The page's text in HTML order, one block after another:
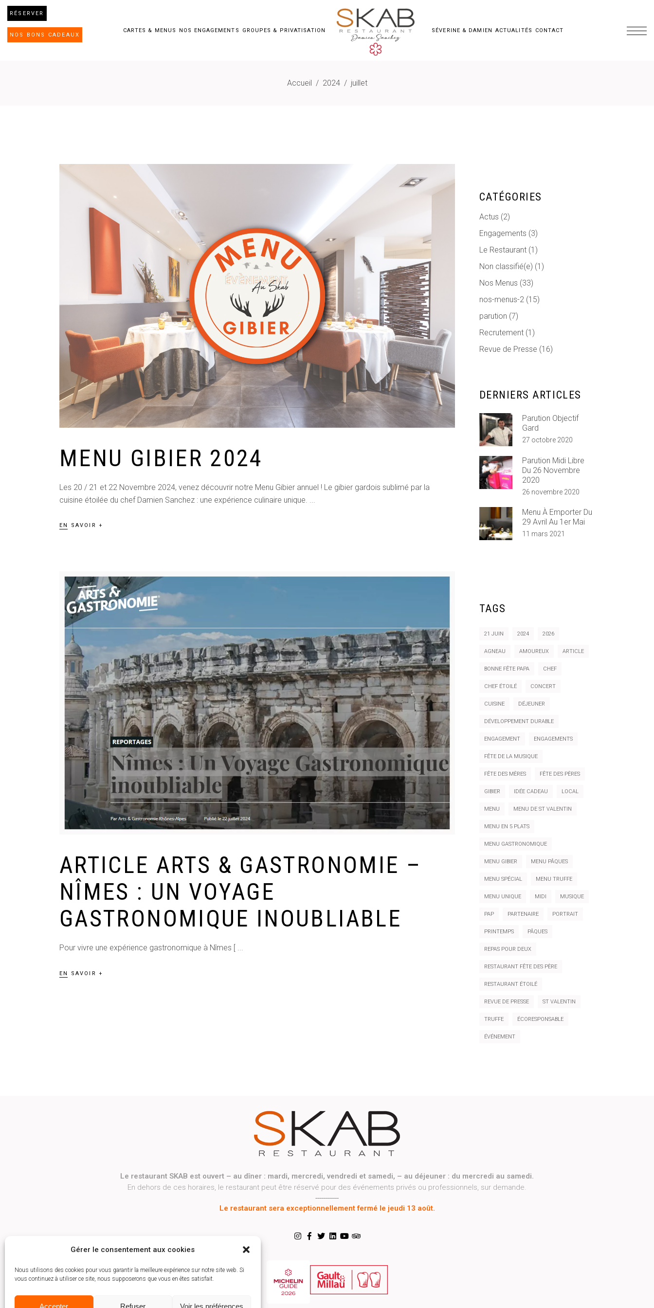
Gérer le consentement aux cookies
Nous utilisons des cookies pour vous garantir la meilleure expérience sur notre site web. Si
vous continuez à utiliser ce site, nous supposerons que vous en êtes satisfait.
Accepter Refuser Voir les préférences
RÉSERVER
NOS BONS CADEAUX
CARTES & MENUS NOS ENGAGEMENTS GROUPES & PRIVATISATION SÉVERINE & DAMIEN ACTUALITÉS CONTACT
Accueil / 2024/ juillet
MENU GIBIER 2024
Les 20 / 21 et 22 Novembre 2024, venez découvrir notre Menu Gibier annuel ! Le gibier gardois sublimé par la
cuisine étoilée du chef Damien Sanchez : une expérience culinaire unique.
EN SAVOIR +
ARTICLE ARTS & GASTRONOMIE –
NÎMES : UN VOYAGE
GASTRONOMIQUE INOUBLIABLE
Pour vivre une expérience gastronomique à Nîmes [
EN SAVOIR +
CATÉGORIES
Actus (2)
Engagements (3)
Le Restaurant(1)
Non classifié(e) (1)
Nos Menus (33)
nos-menus-2(15)
parution (7)
Recrutement(1)
Revue de Presse (16)
DERNIERS ARTICLES
Parution Objectif
Gard
27 octobre 2020
Parution Midi Libre
Du 26 Novembre
2020
26 novembre 2020
Menu À Emporter Du
29 Avril Au 1er Mai
11 mars 2021
TAGS
21 JUIN 2024 2026
AGNEAU AMOUREUX ARTICLE
BONNE FÊTE PAPA CHEF
CHEF ÉTOILÉ CONCERT
CUISINE DÉJEUNER
DÉVELOPPEMENT DURABLE
ENGAGEMENT ENGAGEMENTS
FÊTE DE LA MUSIQUE
FÊTE DES MÈRES FÊTE DES PÈRES
GIBIER IDÉE CADEAU LOCAL
MENU MENU DE ST VALENTIN
MENU EN 5 PLATS
MENU GASTRONOMIQUE
MENU GIBIER MENU PÂQUES
MENU SPÉCIAL MENU TRUFFE
MENU UNIQUE MIDI MUSIQUE
PAP PARTENAIRE PORTRAIT
PRINTEMPS PÂQUES
REPAS POUR DEUX
RESTAURANT FÊTE DES PÈRE
RESTAURANT ÉTOILÉ
REVUE DE PRESSE ST VALENTIN
TRUFFE ÉCORESPONSABLE
ÉVÉNEMENT
Le restaurant SKAB est ouvert – au dîner : mardi, mercredi, vendredi et samedi, – au déjeuner : du mercredi au samedi.
En dehors de ces horaires, le restaurant peut être réservé pour des événements privés ou professionnels, sur demande.
------------
Le restaurant sera exceptionnellement fermé le jeudi 13 août.